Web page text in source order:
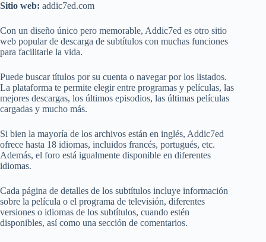
Sitio web: addic7ed.com
Con un diseño único pero memorable, Addic7ed es otro sitio
web popular de descarga de subtítulos con muchas funciones
para facilitarle la vida.
Puede buscar títulos por su cuenta o navegar por los listados.
La plataforma te permite elegir entre programas y películas, las
mejores descargas, los últimos episodios, las últimas películas
cargadas y mucho más.
Si bien la mayoría de los archivos están en inglés, Addic7ed
ofrece hasta 18 idiomas, incluidos francés, portugués, etc.
Además, el foro está igualmente disponible en diferentes
idiomas.
Cada página de detalles de los subtítulos incluye información
sobre la película o el programa de televisión, diferentes
versiones o idiomas de los subtítulos, cuando estén
disponibles, así como una sección de comentarios.